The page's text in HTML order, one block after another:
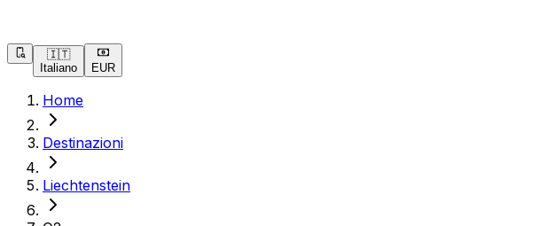
🇮🇹
Italiano
EUR
Home
Destinazioni
Liechtenstein